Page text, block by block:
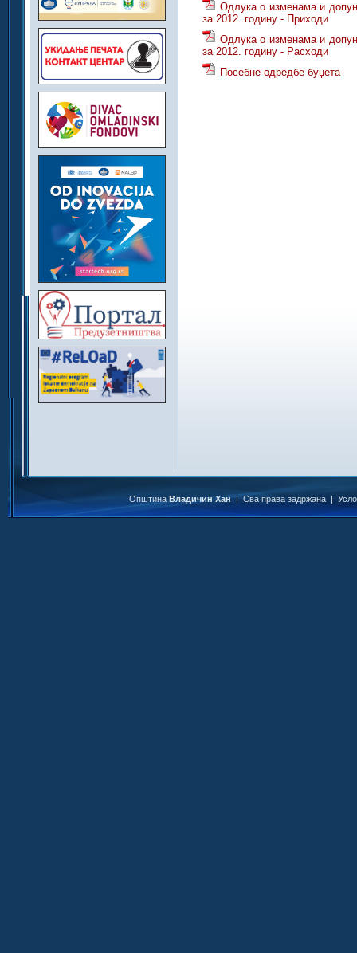
Одлука о изменама и
за 2012. годину - Приходи
Одлука о изменама и
за 2012. годину - Расходи
Посебне одредбе буџета
Општина Владичин Хан| Сва права задржана |